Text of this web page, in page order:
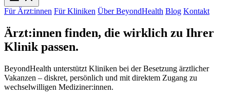
Für Ärzt:innen Für Kliniken Über BeyondHealth Blog Kontakt
Ärzt:innen finden, die wirklich zu Ihrer
Klinik passen.
BeyondHealth unterstützt Kliniken bei der Besetzung ärztlicher
Vakanzen – diskret, persönlich und mit direktem Zugang zu
wechselwilligen Mediziner:innen.